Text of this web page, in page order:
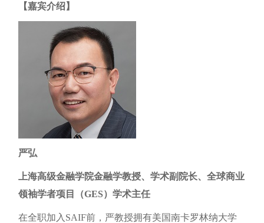
【嘉宾介绍】
严弘
上海高级金融学院金融学教授、学术副院长、全球商业
领袖学者项目（GES）学术主任
在全职加入SAIF前，严教授拥有美国南卡罗林纳大学